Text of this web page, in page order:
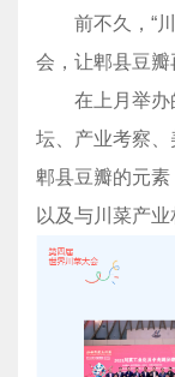
前不久，“
会，让郫县豆瓣
在上月举
坛、产业考察
郫县豆瓣的元
以及与川菜产